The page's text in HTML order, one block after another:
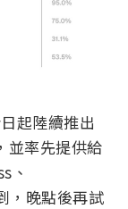
起陸續推出
率先提供給
、
，晚點後再試